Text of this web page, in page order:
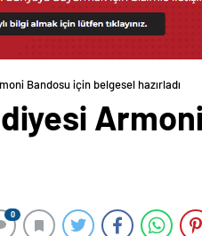
Bandosu için belgesel hazırladı
0